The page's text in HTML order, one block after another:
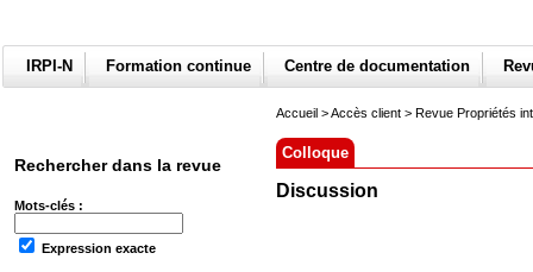
IRPI-N Formation continue Centre de documentation
Rechercher dans la revue
Mots-clés :
Expression exacte
Accueil >Accès client > Revue Propriétés
Colloque
Discussion